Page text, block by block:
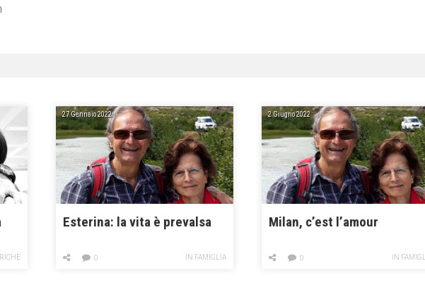
27 Gennaio 2022
Esterina: la vita è prevalsa
IN FAMIGLIA
0
2 Giugno 2022
Milan, c’est l’amour
IN
0